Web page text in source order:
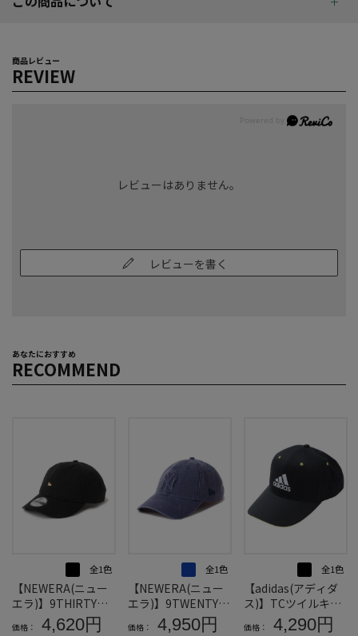
商品レビュー
REVIEW
レビューはありません。
レビューを書く
あなたにおすすめ
RECOMMEND
全1色
【NEWERA(ニュー
エラ)】9THIRTY™M
ETALFLAGキャップ
価格： 4,620円
全1色
【NEWERA(ニュー
エラ)】9TWENTY™
ニューヨーク・ヤン
価格： 4,950円
全1色
【adidas(アディダ
ス)】TCツイルキャ
ップ＊カタログ商品
価格： 4,290円